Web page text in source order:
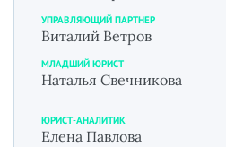
УПРАВЛЯЮЩИЙ ПАРТНЕР
Виталий Ветров
МЛАДШИЙ ЮРИСТ
Наталья Свечникова
ЮРИСТ-АНАЛИТИК
Елена Павлова